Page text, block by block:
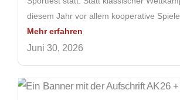
diesem Jahr vor allem kooperative Spiele
Mehr erfahren
Juni 30, 2026